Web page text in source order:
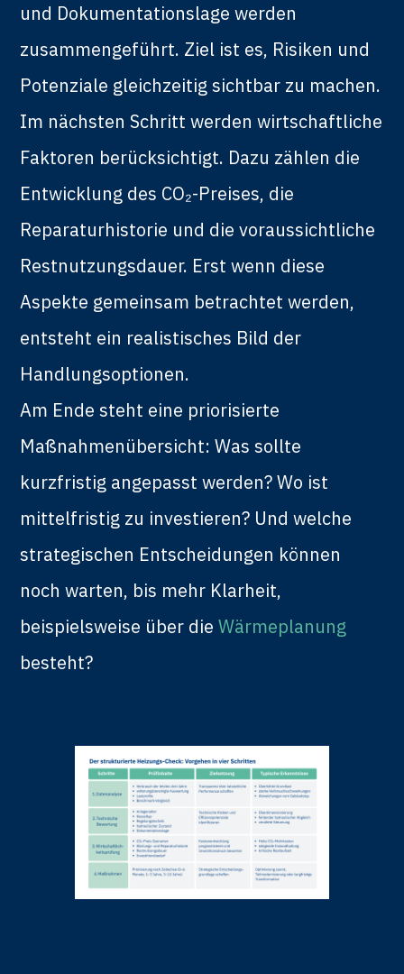
und Dokumentationslage werden
zusammengeführt. Ziel ist es, Risiken und
Potenziale gleichzeitig sichtbar zu machen.
Im nächsten Schritt werden wirtschaftliche
Faktoren berücksichtigt. Dazu zählen die
Entwicklung des CO₂-Preises, die
Reparaturhistorie und die voraussichtliche
Restnutzungsdauer. Erst wenn diese
Aspekte gemeinsam betrachtet werden,
entsteht ein realistisches Bild der
Handlungsoptionen.
Am Ende steht eine priorisierte
Maßnahmenübersicht: Was sollte
kurzfristig angepasst werden? Wo ist
mittelfristig zu investieren? Und welche
strategischen Entscheidungen können
noch warten, bis mehr Klarheit,
beispielsweise über dieWärmeplanung
besteht?